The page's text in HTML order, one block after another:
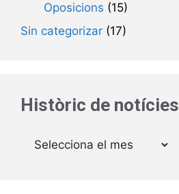
Oposicions (15)
Sin categorizar (17)
Històric de notícies
Arxius